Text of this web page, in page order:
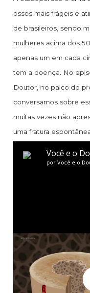
ossos mais frágeis e
de brasileiros, sendo
mulheres acima dos
apenas um em cada
tem a doença. No
Doutor, no palco do
conversamos sobre
muitas vezes não
uma fratura